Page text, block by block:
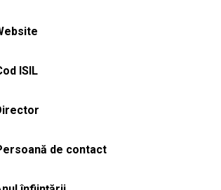
ISIL
de contact